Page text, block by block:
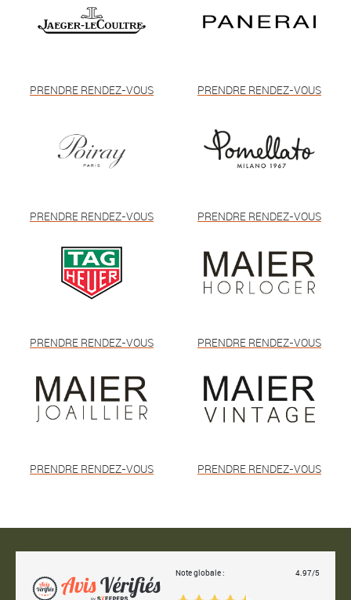
PRENDRE RENDEZ-VOUS PRENDRE RENDEZ-VOUS
PRENDRE RENDEZ-VOUS PRENDRE RENDEZ-VOUS
PRENDRE RENDEZ-VOUS PRENDRE RENDEZ-VOUS
PRENDRE RENDEZ-VOUS PRENDRE RENDEZ-VOUS
Note globale : 4.97/5